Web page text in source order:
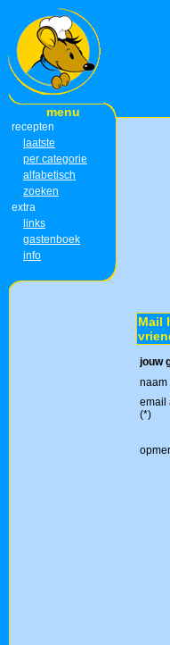
menu
recepten
laatste
per categorie
alfabetisch
zoeken
extra
links
gastenboek
info
Mail
jouw
naam
email
(*)